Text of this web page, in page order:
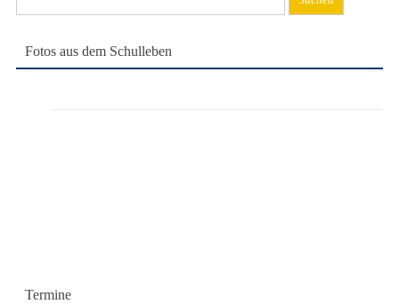
nach:
Fotos aus dem Schulleben
Termine